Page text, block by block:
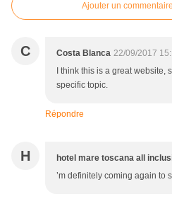
Ajouter un commentaire
C Costa Blanca 22/09/2017
I think this is a great
specific topic.
Répondre
H hotel mare toscana all
’m definitely coming again to